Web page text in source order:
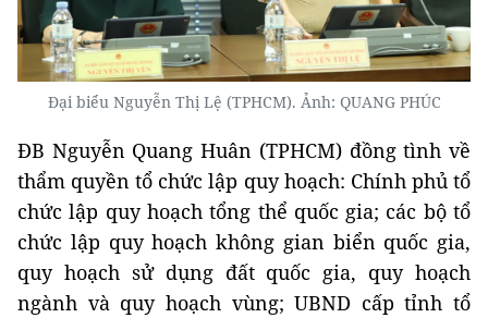
Đại biểu Nguyễn Thị Lệ (TPHCM). Ảnh: QUANG PHÚC
ĐB Nguyễn Quang Huân (TPHCM) đồng tình về
thẩm quyền tổ chức lập quy hoạch: Chính phủ tổ
chức lập quy hoạch tổng thể quốc gia; các bộ tổ
chức lập quy hoạch không gian biển quốc gia,
quy hoạch sử dụng đất quốc gia, quy hoạch
ngành và quy hoạch vùng; UBND cấp tỉnh tổ